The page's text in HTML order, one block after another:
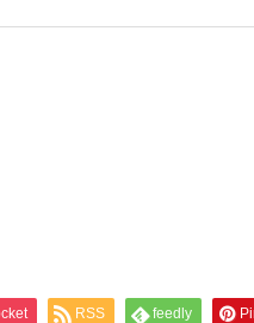
RSS feedly